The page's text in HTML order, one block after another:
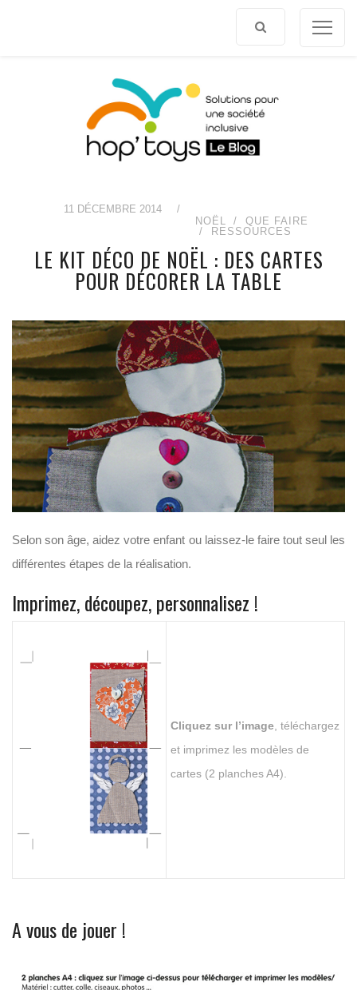
11 DÉCEMBRE 2014
/
NOËL
QUE FAIRE
RESSOURCES
LE KIT DÉCO DE NOËL : DES CARTES
POUR DÉCORER LA TABLE
Selon son âge, aidez votre enfant ou laissez-le faire tout seul les
différentes étapes de la réalisation.
Imprimez, découpez, personnalisez !
Cliquez sur l’image , téléchargez
et imprimez les modèles de
cartes (2 planches A4).
A vous de jouer !